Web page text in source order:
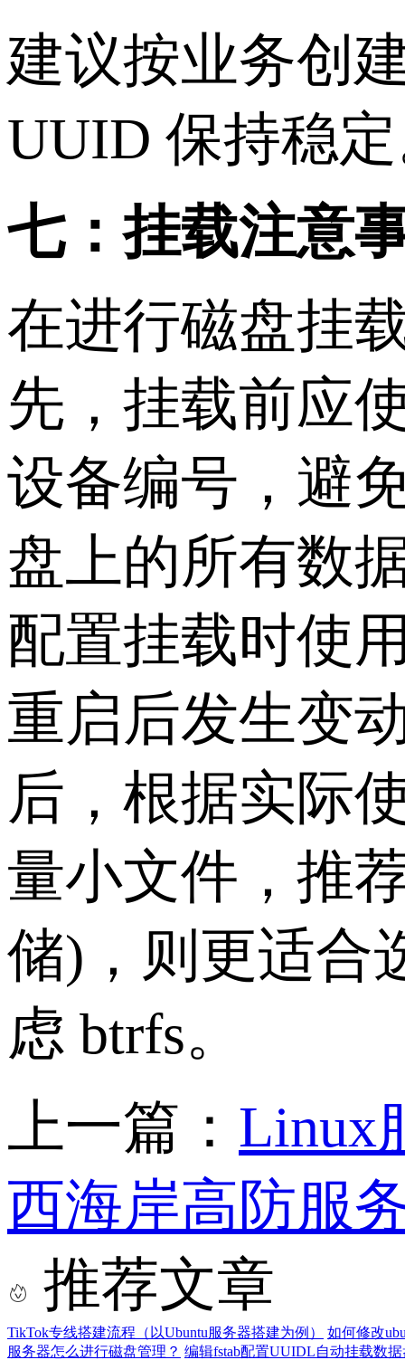
建议按业务创
UUID 保持稳
七：挂载注意
在进行磁盘挂
先，挂载前应
设备编号，避
盘上的所有数
配置挂载时使
重启后发生变
后，根据实际
量小文件，推
储)，则更适合
虑 btrfs。
上一篇： Linux
西海岸高防服
推荐文章
TikTok专线搭建流程（以Ubuntu服务器搭建为例）
如何修改
服务器怎么进行磁盘管理？ 编辑fstab配置UUIDL自动挂载数据